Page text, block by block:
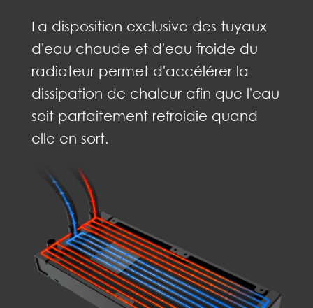
La disposition exclusive des tuyaux
d'eau chaude et d'eau froide du
radiateur permet d'accélérer la
dissipation de chaleur afin que l'eau
soit parfaitement refroidie quand
elle en sort.